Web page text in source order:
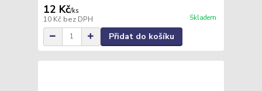
12 Kč/ks
10 Kč bez DPH Skladem
Přidat do košíku